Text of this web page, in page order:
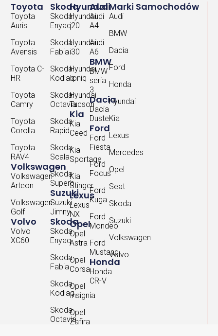
Marki Samochodów
Audi
BMW
Dacia
Ford
Honda
Hyundai
Kia
Lexus
Mercedes
Opel
Seat
Skoda
Suzuki
Volkswagen
Volvo
Audi
Audi
A4
Audi
A6
BMW
BMW
seria
3
Dacia
Dacia
Duster
Ford
Ford
Fiesta
Ford
Focus
Ford
Kuga
Ford
Mondeo
Ford
Mustang
Honda
Honda
CR-V
Hyundai
Hyundai
i20
Hyundai
i30
Hyundai
Ioniq
Hyundai
Tucson
Kia
Kia
Ceed
Kia
Sportage
Kia
Stinger
Lexus
Lexus
NX
Opel
Opel
Astra
Opel
Corsa
Opel
Insignia
Opel
Zafira
Skoda
Skoda
Enyaq
Skoda
Fabia
Skoda
Kodiaq
Skoda
Octavia
Skoda
Rapid
Skoda
Scala
Skoda
Superb
Suzuki
Suzuki
Jimny
Skoda
Skoda
Enyaq
Skoda
Fabia
Skoda
Kodiaq
Skoda
Octavia
Toyota
Toyota
Auris
Toyota
Avensis
Toyota C-
HR
Toyota
Camry
Toyota
Corolla
Toyota
RAV4
Volkswagen
Volkswagen
Arteon
Volkswagen
Golf
Volvo
Volvo
XC60